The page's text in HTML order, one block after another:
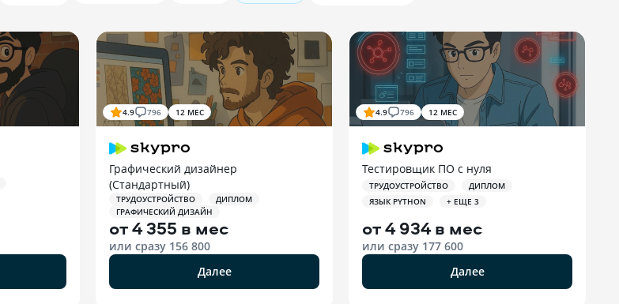
4.9 796 12 МЕС
Графический дизайнер
(Стандартный)
ТРУДОУСТРОЙСТВО
ДИПЛОМ
ГРАФИЧЕСКИЙ ДИЗАЙН
от4 355 в мес
или сразу 156 800
Далее
4.9 796 12 МЕС
Тестировщик ПО с нуля
ТРУДОУСТРОЙСТВО
ДИПЛОМ
ЯЗЫК PYTHON
+ ЕЩЕ 3
от4 934 в мес
или сразу 177 600
Далее